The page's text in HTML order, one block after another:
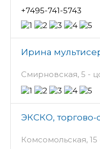
+7495-741-5743
Ирина
Смирновская, 5 -
ЭКСКО,
Комсомольская,